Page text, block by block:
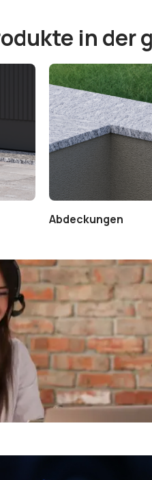
in der
Abdeckungen